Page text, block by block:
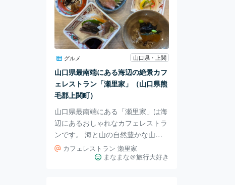
グルメ 山口県・上関
山口県最南端にある海辺の絶景カフ
ェレストラン「瀬里家」（山口県熊
毛郡上関町）
山口県最南端にある「瀬里家」は海
辺にあるおしゃれなカフェレストラ
ンです。 海と山の自然豊かな山口
県熊毛郡上関町にあり、オーナー自
らが仕入れる地魚や高森牛など、地
カフェレストラン 瀬里家
まなまな＠旅行大好き